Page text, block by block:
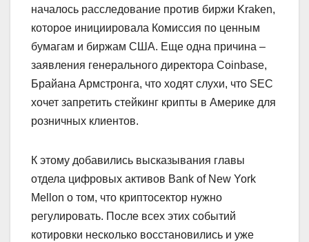
началось расследование против биржи Kraken,
которое инициировала Комиссия по ценным
бумагам и биржам США. Еще одна причина –
заявления генерального директора Coinbase,
Брайана Армстронга, что ходят слухи, что SEC
хочет запретить стейкинг крипты в Америке для
розничных клиентов.
К этому добавились высказывания главы
отдела цифровых активов Bank of New York
Mellon о том, что криптосектор нужно
регулировать. После всех этих событий
котировки несколько восстановились и уже